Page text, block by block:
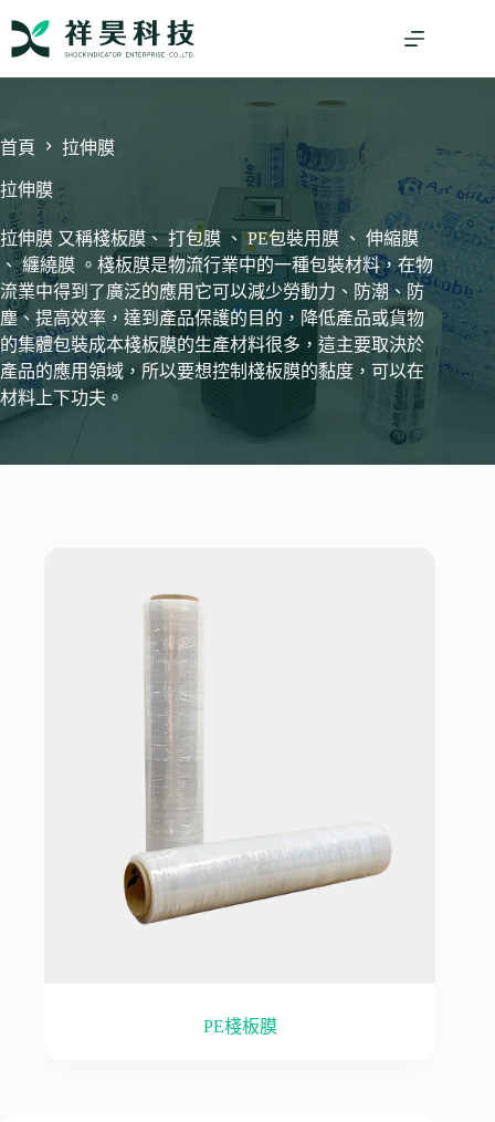
容
首頁 拉伸膜
拉伸膜
拉伸膜 又稱棧板膜、 打包膜 、 PE包裝用膜 、 伸縮膜
、 纏繞膜 。棧板膜是物流行業中的一種包裝材料，在物
流業中得到了廣泛的應用它可以減少勞動力、防潮、防
塵、提高效率，達到產品保護的目的，降低產品或貨物
的集體包裝成本棧板膜的生產材料很多，這主要取決於
產品的應用領域，所以要想控制棧板膜的黏度，可以在
材料上下功夫。
PE棧板膜